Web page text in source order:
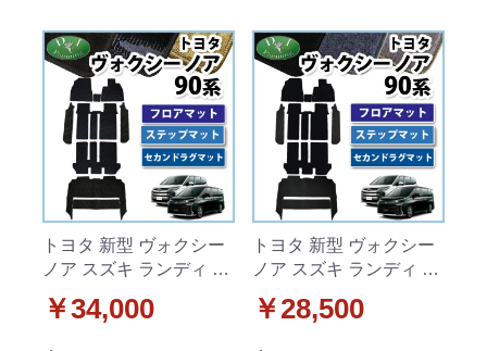
トヨタ 新型 ヴォクシー
ノア スズキ ランディ 90
テップ&セカンドラグマ
￥34,000
トヨタ 新型 ヴォクシー
ノア スズキ ランディ 90
テップ&セカンドラグマ
￥28,500